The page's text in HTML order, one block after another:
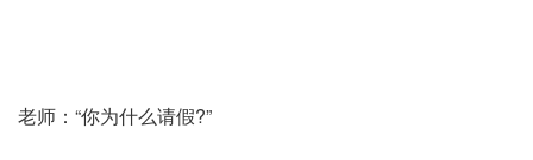
老师：“你为什么请假?”